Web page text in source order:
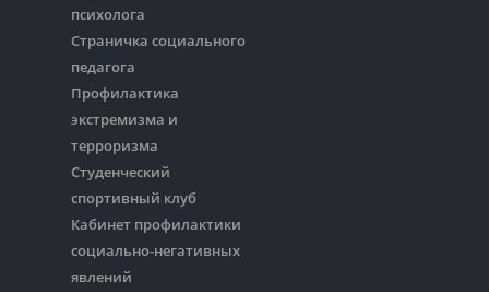
психолога
Страничка социального
педагога
Профилактика
экстремизма и
терроризма
Студенческий
спортивный клуб
Кабинет профилактики
социально-негативных
явлений